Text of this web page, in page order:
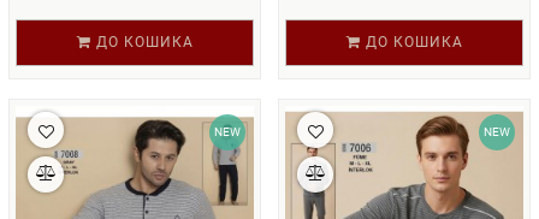
ДО КОШИКА ДО КОШИКА
NEW NEW